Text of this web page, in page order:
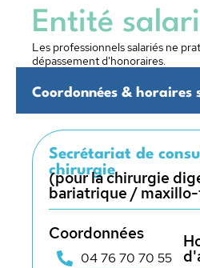
Entité
Les professionnels salariés ne
dépassement d'honoraires.
Coordonnées & horaires
Secrétariat de
chirurgie
(pour la chirurgie
bariatrique /
Coordonnées
04 76 70 70 55